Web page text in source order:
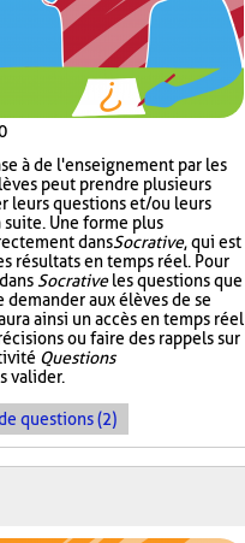
à de l'enseignement par les
peut prendre plusieurs
leurs questions et/ou leurs
Une forme plus
dansSocrative, qui est
résultats en temps réel. Pour
Socrativeles questions que
aux élèves de se
ainsi un accès en temps réel
ou faire des rappels sur
Questions
valider.
questions (2)